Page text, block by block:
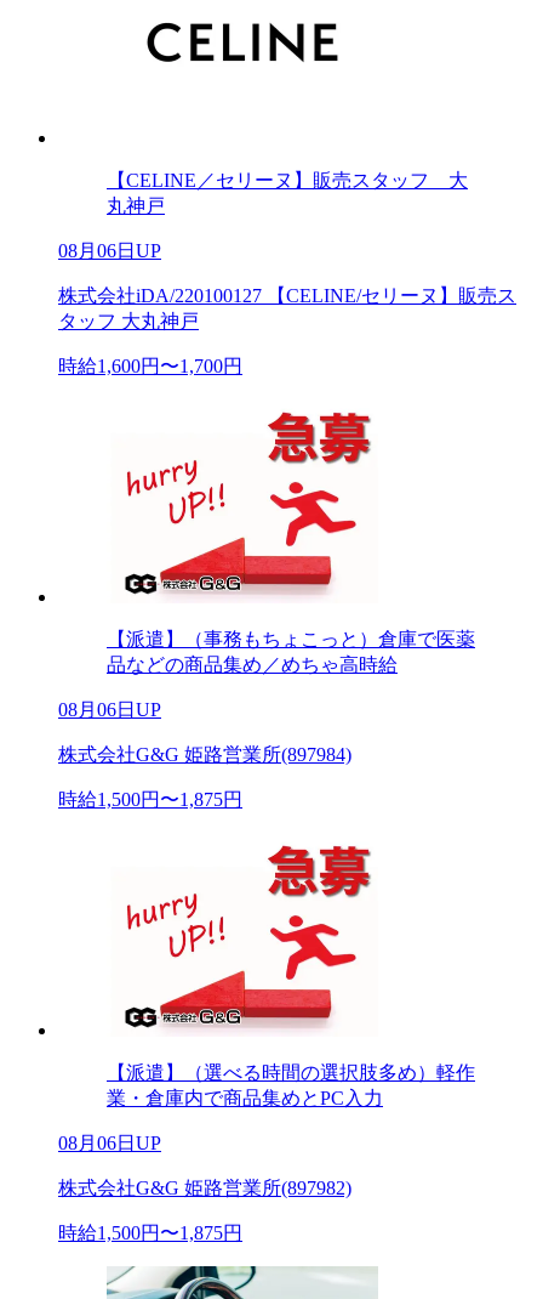
【CELINE／セリーヌ】販売スタッフ 大
丸神戸
08月06日UP
株式会社iDA/220100127 【CELINE/セリーヌ】販売ス
タッフ 大丸神戸
時給1,600円〜1,700円
【派遣】（事務もちょこっと）倉庫で医薬
品などの商品集め／めちゃ高時給
08月06日UP
株式会社G&G 姫路営業所(897984)
時給1,500円〜1,875円
【派遣】（選べる時間の選択肢多め）軽作
業・倉庫内で商品集めとPC入力
08月06日UP
株式会社G&G 姫路営業所(897982)
時給1,500円〜1,875円